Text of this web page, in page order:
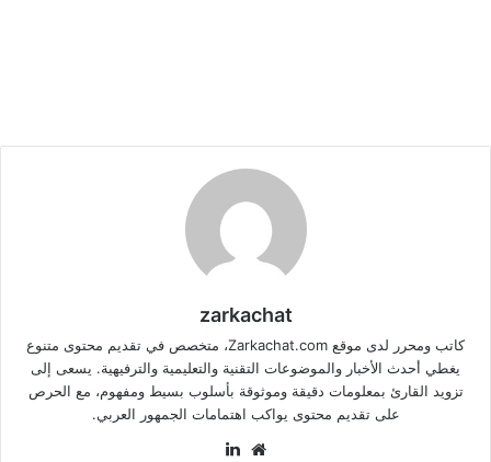
zarkachat
كاتب ومحرر لدى موقع Zarkachat.com، متخصص في تقديم محتوى متنوع
يغطي أحدث الأخبار والموضوعات التقنية والتعليمية والترفيهية. يسعى إلى
تزويد القارئ بمعلومات دقيقة وموثوقة بأسلوب بسيط ومفهوم، مع الحرص
على تقديم محتوى يواكب اهتمامات الجمهور العربي.
موقع